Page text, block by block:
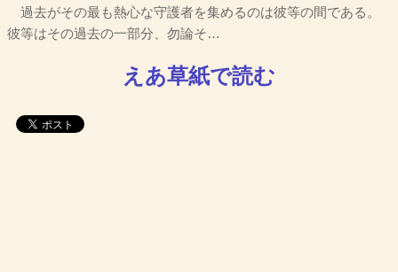
過去がその最も熱心な守護者を集めるのは彼等の間である。
彼等はその過去の一部分、勿論そ…
えあ草紙で読む